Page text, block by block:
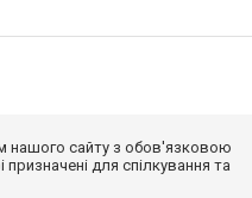
нашого сайту з обов'язковою
для спілкування та